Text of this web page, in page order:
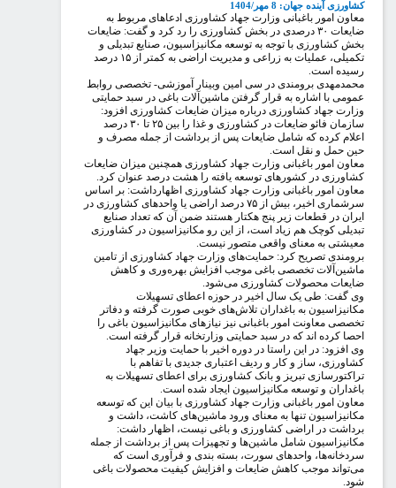
آینده جهان: 8 مهر/1404
امور باغبانی وزارت جهاد کشاورزی ادعاهای مربوط به
ضایعات ۳۰ درصدی در بخش کشاورزی را رد کرد و گفت: ضایعات
کشاورزی با توجه به توسعه مکانیزاسیون، صنایع تبدیلی و
تکمیلی، عملیات به زراعی و مدیریت اراضی به کمتر از ۱۵ درصد
است.
برومندی در سی امین وبینار آموزشی- تخصصی روابط
با اشاره به قرار گرفتن ماشین‌آلات باغی در سبد حمایتی
جهاد کشاورزی درباره میزان ضایعات کشاورزی افزود:
سازمان فائو ضایعات در کشاورزی و غذا را بین ۲۵ تا ۳۰ درصد
کرده که شامل ضایعات پس از برداشت از جمله مصرف و
حمل و نقل است.
امور باغبانی وزارت جهاد کشاورزی همچنین میزان ضایعات
در کشورهای توسعه یافته را هشت درصد عنوان کرد.
امور باغبانی وزارت جهاد کشاورزی اظهارداشت: بر اساس
سرشماری اخیر، بیش از ۷۵ درصد اراضی یا واحدهای کشاورزی در
در قطعات زیر پنج هکتار هستند ضمن آن که تعداد صنایع
کوچک هم زیاد است، از این رو مکانیزاسیون در کشاورزی
به معنای واقعی متصور نیست.
تصریح کرد: حمایت‌‌های وزارت جهاد کشاورزی از تامین
تخصصی باغی موجب افزایش بهره‌وری و کاهش
محصولات کشاورزی می‌شود.
گفت: طی یک سال اخیر در حوزه اعطای تسهیلات
به باغداران تلاش‌های خوبی صورت گرفته و دفاتر
معاونت امور باغبانی نیز نیازهای مکانیزاسیون باغی را
کرده اند که در سبد حمایتی وزارتخانه قرار گرفته است.
افزود: در این راستا در دوره اخیر با حمایت وزیر جهاد
ساز و کار و ردیف اعتباری جدیدی با تفاهم با
تبریز و بانک کشاورزی برای اعطای تسهیلات به
و توسعه مکانیزاسیون ایجاد شده است.
امور باغبانی وزارت جهاد کشاورزی با بیان این که توسعه
تنها به معنای ورود ماشین‌های کاشت، داشت و
در اراضی کشاورزی و باغی نیست، اظهار داشت:
شامل ماشین‌ها و تجهیزات پس از برداشت از جمله
واحدهای سورت، بسته بندی و فرآوری است که
موجب کاهش ضایعات و افزایش کیفیت محصولات باغی